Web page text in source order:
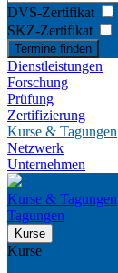
DVS-Zertifikat
SKZ-Zertifikat
Termine finden
Dienstleistungen
Forschung
Prüfung
Zertifizierung
Kurse & Tagungen
Netzwerk
Unternehmen
Kurse & Tagungen
Tagungen
Kurse
Kurse